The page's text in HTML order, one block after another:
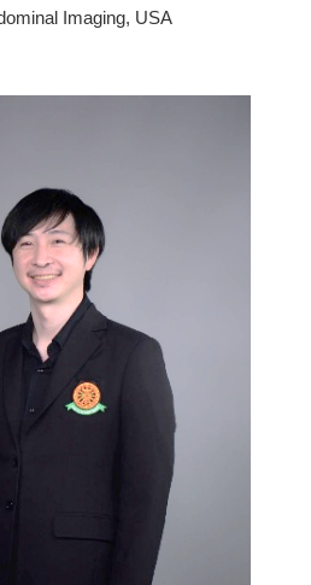
Imaging, USA